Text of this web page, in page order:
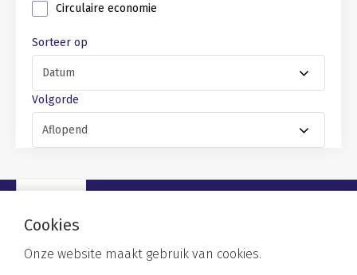
Circulaire economie
Sorteer op
Volgorde
Cookies
Onze website maakt gebruik van cookies.